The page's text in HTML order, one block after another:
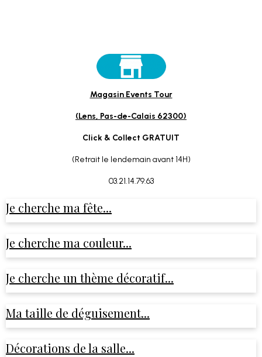
Magasin Events Tour
(Lens, Pas-de-Calais 62300)
Click & Collect GRATUIT
(Retrait le lendemain avant 14H)
03.21.14.79.63
Je cherche ma fête...
Je cherche ma couleur...
Je cherche un thème décoratif...
Ma taille de déguisement...
Décorations de la salle...